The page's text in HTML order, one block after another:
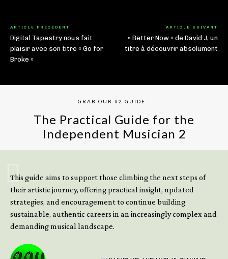
ARTICLE PRÉCÉDENT
Digital Tapestry nous fait
plaisir avec son titre « Go for
Broke »
ARTICLE SUIVANT
« Better Now » de David J, un
titre à découvrir absolument
GRAB OUR #2 GUIDE :
The Practical Guide for the
Independent Musician 2
This guide aims to support those climbing the next steps of
their artistic journey, offering practical insight, updated
strategies, and encouragement to continue building
sustainable, authentic careers in an increasingly complex and
demanding musical landscape.